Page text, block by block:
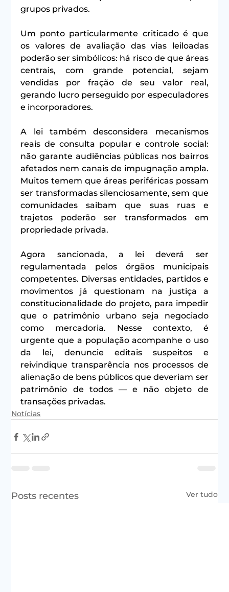
grupos privados.
Um ponto particularmente criticado é que
os valores de avaliação das vias leiloadas
poderão ser simbólicos: há risco de que áreas
centrais, com grande potencial, sejam
vendidas por fração de seu valor real,
gerando lucro perseguido por especuladores
e incorporadores.
A lei também desconsidera mecanismos
reais de consulta popular e controle social:
não garante audiências públicas nos bairros
afetados nem canais de impugnação ampla.
Muitos temem que áreas periféricas possam
ser transformadas silenciosamente, sem que
comunidades saibam que suas ruas e
trajetos poderão ser transformados em
propriedade privada.
Agora sancionada, a lei deverá ser
regulamentada pelos órgãos municipais
competentes. Diversas entidades, partidos e
movimentos já questionam na justiça a
constitucionalidade do projeto, para impedir
que o patrimônio urbano seja negociado
como mercadoria. Nesse contexto, é
urgente que a população acompanhe o uso
da lei, denuncie editais suspeitos e
reivindique transparência nos processos de
alienação de bens públicos que deveriam ser
patrimônio de todos — e não objeto de
transações privadas.
Notícias
Posts recentes Ver tudo